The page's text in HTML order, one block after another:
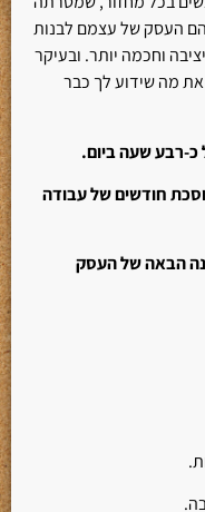
העסק של עצמם לבנות
וחכמה יותר. ובעיקר
מה שידוע לך כבר
רבע שעה ביום.
חודשים של עבודה
הבאה של העסק